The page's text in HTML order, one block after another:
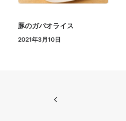
豚のガパオライス
2021年3月10日